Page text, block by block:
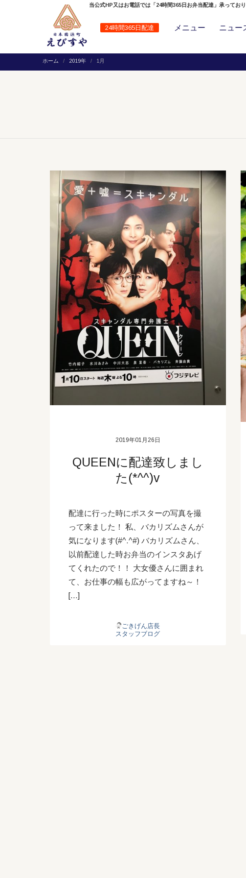
24時間365日配達 メニュー ニュー
当公式HP又はお電話では「24時間365日お弁当配達」承ってお
ホーム 2019年 1月
2019年01月26日
QUEENに配達致しまし
た(*^^)v
配達に行った時にポスターの写真を撮
って来ました！ 私、バカリズムさんが
気になります(#^.^#) バカリズムさん、
以前配達した時お弁当のインスタあげ
てくれたので！！ 大女優さんに囲まれ
て、お仕事の幅も広がってますね～！
[…]
ごきげん店長
スタッフブログ